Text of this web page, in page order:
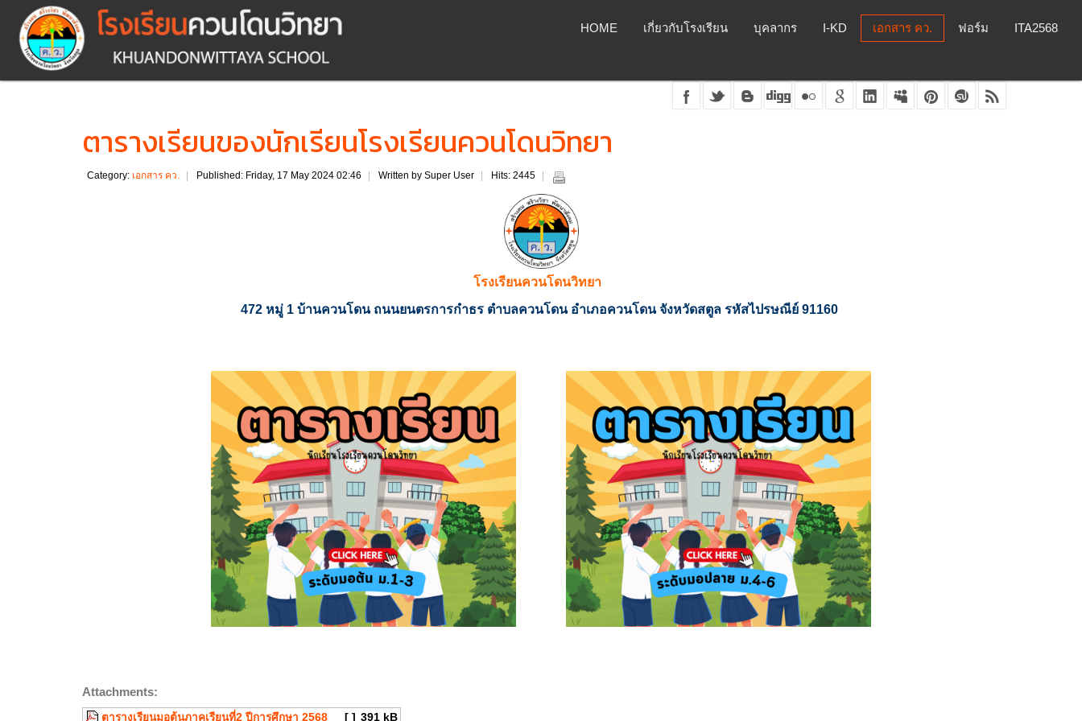
HOME เกี่ยวกับโรงเรียน บุคลากร I-KD เอกสาร คว. ฟอร์ม ITA2568
ตารางเรียนของนักเรียนโรงเรียนควนโดนวิทยา
Category: เอกสาร คว. Published: Friday, 17 May 2024 02:46 Written by Super User Hits: 2445
โรงเรียนควนโดนวิทยา
472 หมู่ 1 บ้านควนโดน ถนนยนตรการกำธร ตำบลควนโดน อำเภอควนโดน จังหวัดสตูล รหัสไปรษณีย์ 91160
Attachments:
ตารางเรียนมอต้นภาคเรียนที่2 ปีการศึกษา 2568 [ ] 391 kB